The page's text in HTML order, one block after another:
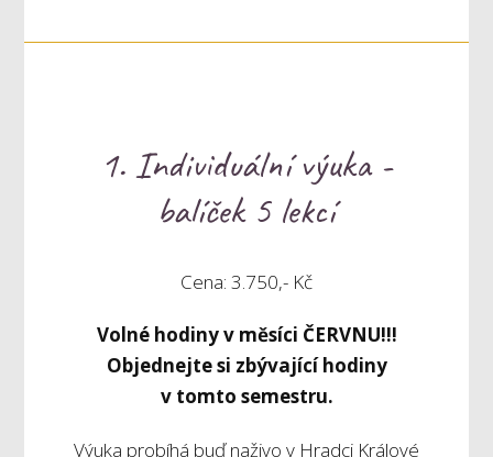
1. Individuální výuka -
balíček 5 lekcí
Cena: 3.750,- Kč
Volné hodiny v měsíci ČERVNU!!!
Objednejte si zbývající hodiny
v tomto semestru.
Výuka probíhá buď naživo v Hradci Králové